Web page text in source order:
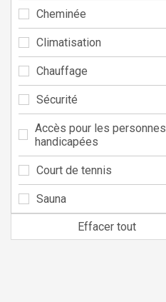
Cheminée
Climatisation
Chauffage
Sécurité
Accès pour les personnes
handicapées
Court de tennis
Sauna
Effacer tout